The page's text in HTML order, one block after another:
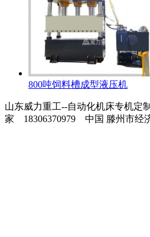
800吨饲料槽成型液压机
山东威力重工--自动化机床专机定
家 18306370979 中国 滕州市经